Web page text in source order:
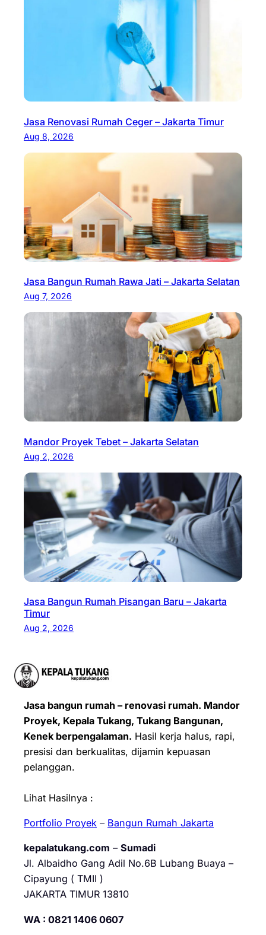
Jasa Renovasi Rumah Ceger – Jakarta Timur
Aug 8, 2026
Jasa Bangun Rumah Rawa Jati – Jakarta Selatan
Aug 7, 2026
Mandor Proyek Tebet – Jakarta Selatan
Aug 2, 2026
Jasa Bangun Rumah Pisangan Baru – Jakarta
Timur
Aug 2, 2026
Jasa bangun rumah – renovasi rumah. Mandor
Proyek, Kepala Tukang, Tukang Bangunan,
Kenek berpengalaman. Hasil kerja halus, rapi,
presisi dan berkualitas, dijamin kepuasan
pelanggan.
Lihat Hasilnya :
Portfolio Proyek – Bangun Rumah Jakarta
kepalatukang.com – Sumadi
Jl. Albaidho Gang Adil No.6B Lubang Buaya –
Cipayung ( TMII )
JAKARTA TIMUR 13810
WA : 0821 1406 0607